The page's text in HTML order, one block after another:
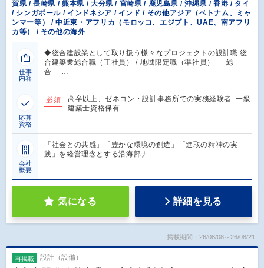
賀県 / 長崎県 / 熊本県 / 大分県 / 宮崎県 / 鹿児島県 / 沖縄県 / 香港 / タイ
/ シンガポール / インドネシア / インド / その他アジア（ベトナム、ミャ
ンマー等） / 中近東・アフリカ（モロッコ、エジプト、UAE、南アフリ
カ等） / その他の海外
仕事
内容
◆総合建設業として取り扱う様々なプロジェクトの設計職 総
合建築業総合職（正社員） / 地域限定職（準社員） 総
合 …
応募
資格
必須
高卒以上、ゼネコン・設計事務所での実務経験者 一級
建築士資格保有
会社
概要
「社会との共感」「豊かな環境の創造」「進取の精神の実
践」を経営理念とする沿海部ナ…
気になる 詳細を見る
掲載期間：26/08/08～26/08/21
再掲載 設計（設備）